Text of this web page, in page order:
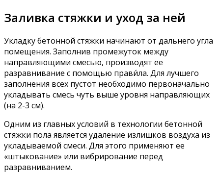
Заливка стяжки и уход за ней
Укладку бетонной стяжки начинают от дальнего угла
помещения. Заполнив промежуток между
направляющими смесью, производят ее
разравнивание с помощью прави́ла. Для лучшего
заполнения всех пустот необходимо первоначально
укладывать смесь чуть выше уровня направляющих
(на 2-3 см).
Одним из главных условий в технологии бетонной
стяжки пола является удаление излишков воздуха из
укладываемой смеси. Для этого применяют ее
«штыкование» или вибрирование перед
разравниванием.